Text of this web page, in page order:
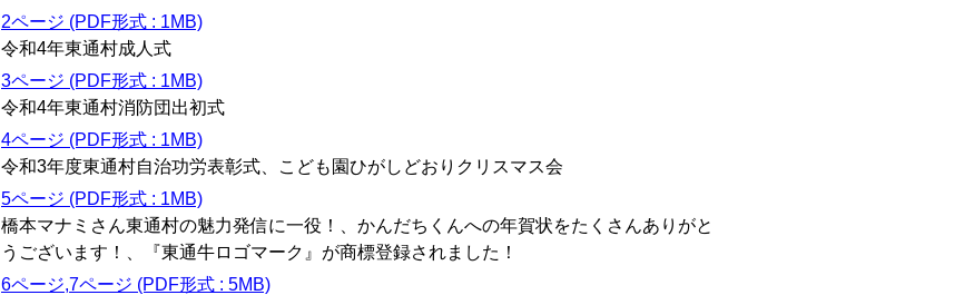
2ページ (PDF形式 : 1MB)
令和4年東通村成人式
3ページ (PDF形式 : 1MB)
令和4年東通村消防団出初式
4ページ (PDF形式 : 1MB)
令和3年度東通村自治功労表彰式、こども園ひがしどおりクリスマス会
5ページ (PDF形式 : 1MB)
橋本マナミさん東通村の魅力発信に一役！、かんだちくんへの年賀状をたくさんありがと
うございます！、『東通牛ロゴマーク』が商標登録されました！
6ページ,7ページ (PDF形式 : 5MB)